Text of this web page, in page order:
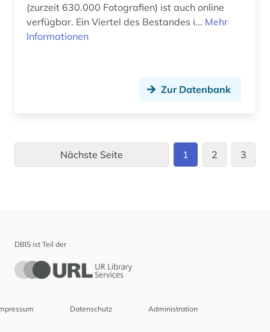
(zurzeit 630.000 Fotografien) ist auch online
verfügbar. Ein Viertel des Bestandes i... Mehr
Informationen
Zur Datenbank
Nächste Seite 1 2 3
DBIS ist Teil der
Datenschutz Administration